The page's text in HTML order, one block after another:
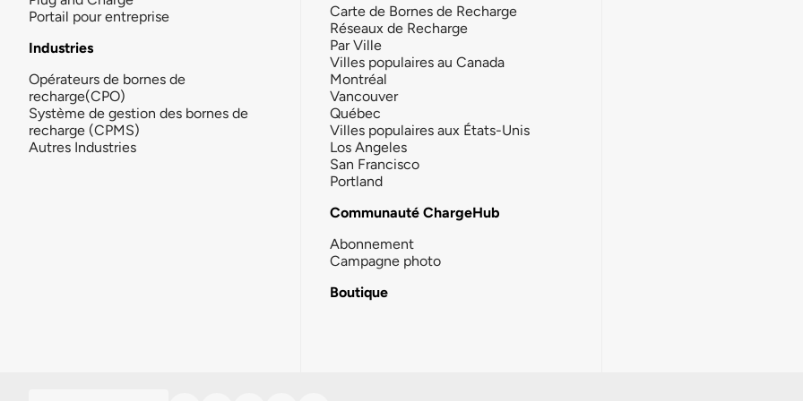
Portail pour entreprise
Industries
Opérateurs de bornes de
recharge(CPO)
Système de gestion des bornes de
recharge (CPMS)
Autres Industries
Carte de Bornes de Recharge
Réseaux de Recharge
Par Ville
Villes populaires au Canada
Montréal
Vancouver
Québec
Villes populaires aux États-Unis
Los Angeles
San Francisco
Portland
Communauté ChargeHub
Abonnement
Campagne photo
Boutique